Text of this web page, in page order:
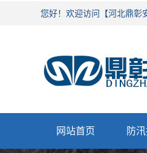
您好！欢迎访问【河北鼎彰
网站首页 防